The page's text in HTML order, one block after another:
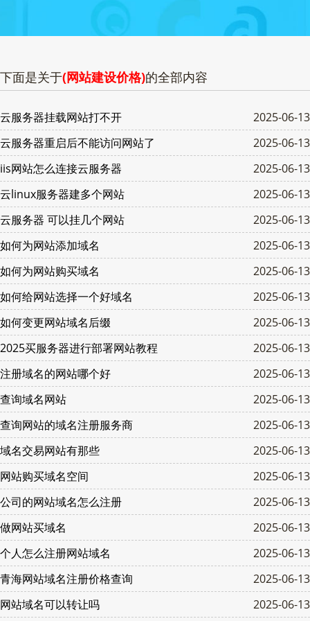
下面是关于(网站建设价格)的全部内容
云服务器挂载网站打不开
2025-06-13
云服务器重启后不能访问网站了
2025-06-13
iis网站怎么连接云服务器
2025-06-13
云linux服务器建多个网站
2025-06-13
云服务器 可以挂几个网站
2025-06-13
如何为网站添加域名
2025-06-13
如何为网站购买域名
2025-06-13
如何给网站选择一个好域名
2025-06-13
如何变更网站域名后缀
2025-06-13
2025买服务器进行部署网站教程
2025-06-13
注册域名的网站哪个好
2025-06-13
查询域名网站
2025-06-13
查询网站的域名注册服务商
2025-06-13
域名交易网站有那些
2025-06-13
网站购买域名空间
2025-06-13
公司的网站域名怎么注册
2025-06-13
做网站买域名
2025-06-13
个人怎么注册网站域名
2025-06-13
青海网站域名注册价格查询
2025-06-13
网站域名可以转让吗
2025-06-13